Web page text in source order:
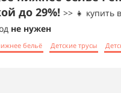
до 29%! >> 👧 купить
не нужен
бельё Детские трусы